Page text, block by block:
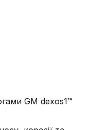
GM dexos1™